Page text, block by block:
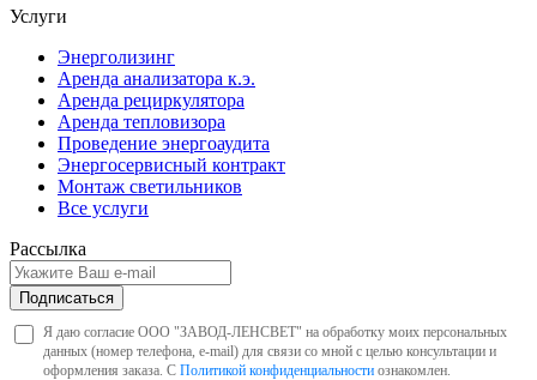
Услуги
Энерголизинг
Аренда анализатора к.э.
Аренда рециркулятора
Аренда тепловизора
Проведение энергоаудита
Энергосервисный контракт
Монтаж светильников
Все услуги
Рассылка
Подписаться
Я даю согласие ООО "ЗАВОД-ЛЕНСВЕТ" на обработку моих персональных
данных (номер телефона, e-mail) для связи со мной с целью консультации и
оформления заказа. С Политикой конфиденциальности ознакомлен.